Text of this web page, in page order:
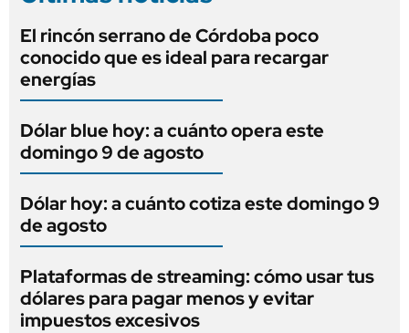
El rincón serrano de Córdoba poco
conocido que es ideal para recargar
energías
Dólar blue hoy: a cuánto opera este
domingo 9 de agosto
Dólar hoy: a cuánto cotiza este domingo 9
de agosto
Plataformas de streaming: cómo usar tus
dólares para pagar menos y evitar
impuestos excesivos